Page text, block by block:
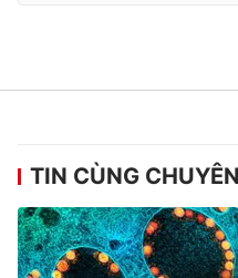
TIN CÙNG